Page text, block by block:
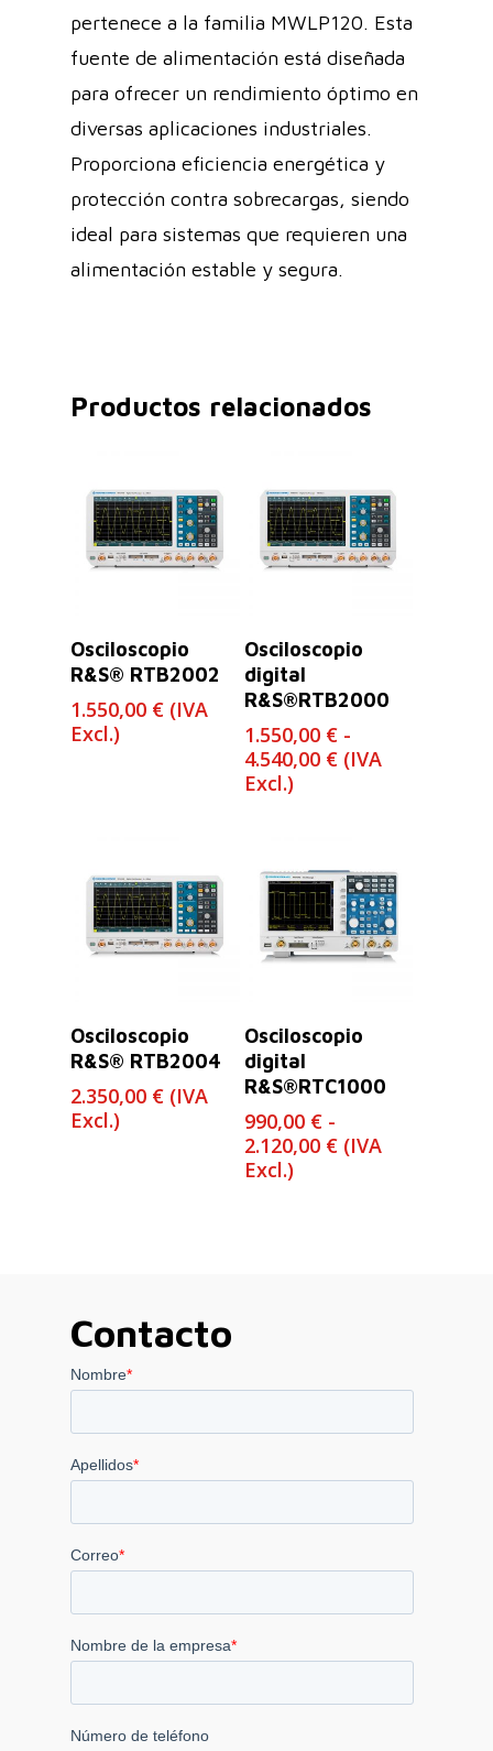
pertenece a la familia MWLP120. Esta
fuente de alimentación está diseñada
para ofrecer un rendimiento óptimo en
diversas aplicaciones industriales.
Proporciona eficiencia energética y
protección contra sobrecargas, siendo
ideal para sistemas que requieren una
alimentación estable y segura.
Productos relacionados
Leer Más
Osciloscopio
R&S® RTB2002
1.550,00 € (IVA
Excl.)
Seleccionar
Opciones
Osciloscopio
digital
R&S®RTB2000
1.550,00 € -
4.540,00 €Rango
hasta
4.540,00 €
(IVA
Excl.)
Osciloscopio
R&S® RTB2004
2.350,00 € (IVA
Excl.)
Seleccionar
Opciones
Osciloscopio
digital
R&S®RTC1000
990,00 € -
2.120,00 €Rango
(IVA
Excl.)
Contacto